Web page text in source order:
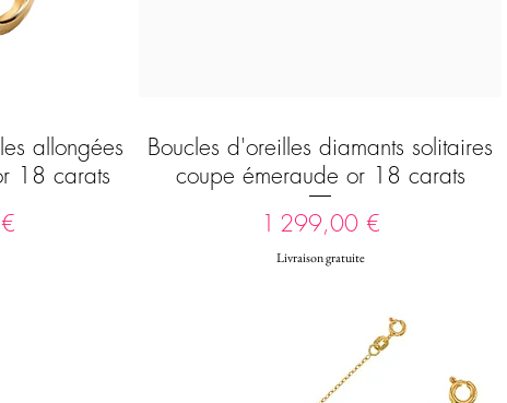
allongées
18 carats
Aperçu rapide
Boucles d'oreilles diamants solitaires
coupe émeraude or 18 carats
Prix
1 299,00 €
Livraison gratuite